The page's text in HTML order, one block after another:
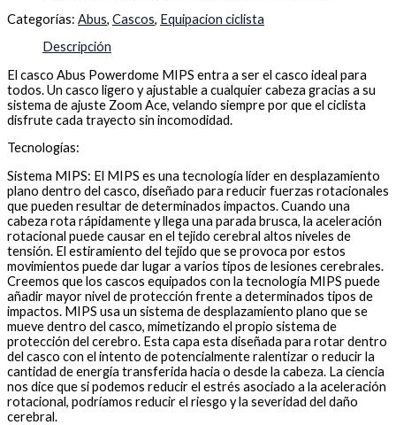
Categorías: Abus, Cascos, Equipacion ciclista
Descripción
El casco Abus Powerdome MIPS entra a ser el casco ideal para
todos. Un casco ligero y ajustable a cualquier cabeza gracias a su
sistema de ajuste Zoom Ace, velando siempre por que el ciclista
disfrute cada trayecto sin incomodidad.
Tecnologías:
Sistema MIPS: El MIPS es una tecnología líder en desplazamiento
plano dentro del casco, diseñado para reducir fuerzas rotacionales
que pueden resultar de determinados impactos. Cuando una
cabeza rota rápidamente y llega una parada brusca, la aceleración
rotacional puede causar en el tejido cerebral altos niveles de
tensión. El estiramiento del tejido que se provoca por estos
movimientos puede dar lugar a varios tipos de lesiones cerebrales.
Creemos que los cascos equipados con la tecnología MIPS puede
añadir mayor nivel de protección frente a determinados tipos de
impactos. MIPS usa un sistema de desplazamiento plano que se
mueve dentro del casco, mimetizando el propio sistema de
protección del cerebro. Esta capa esta diseñada para rotar dentro
del casco con el intento de potencialmente ralentizar o reducir la
cantidad de energía transferida hacia o desde la cabeza. La ciencia
nos dice que si podemos reducir el estrés asociado a la aceleración
rotacional, podríamos reducir el riesgo y la severidad del daño
cerebral.